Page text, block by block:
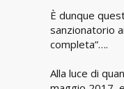
È dunque
sanzionatorio
completa”….
Alla luce di